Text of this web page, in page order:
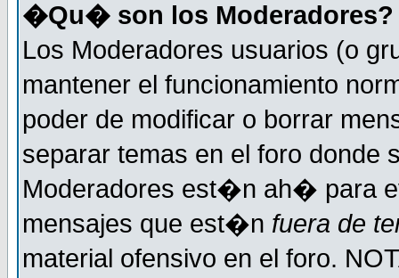
�Qu� son los Moderadores?
Los Moderadores usuarios (o
mantener el funcionamiento
poder de modificar o borrar
separar temas en el foro donde
Moderadores est�n ah� para
mensajes que est�n fuera de
material ofensivo en el foro.